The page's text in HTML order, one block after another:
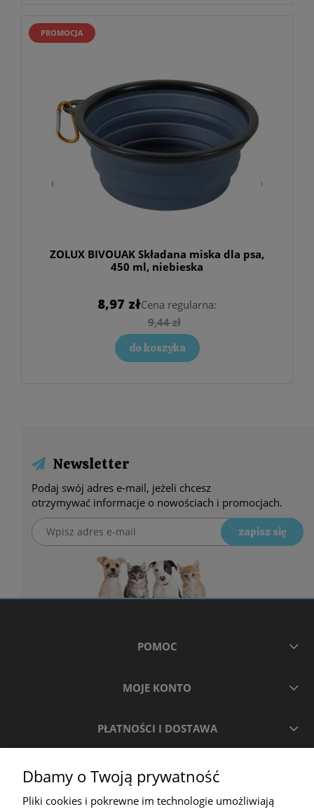
ZOLUX BIVOUAK Składana miska dla psa,
450 ml, niebieska
8,97 złCena regularna:
9,44 zł
do koszyka
PROMOCJA
Newsletter
Podaj swój adres e-mail, jeżeli chcesz
otrzymywać informacje o nowościach i promocjach.
zapisz się
POMOC
MOJE KONTO
PŁATNOŚCI I DOSTAWA
INFORMACJE
Dbamy o Twoją prywatność
Pliki cookies i pokrewne im technologie umożliwiają